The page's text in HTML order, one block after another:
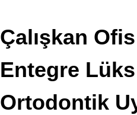
Çalışkan
Entegre
Ortodontik